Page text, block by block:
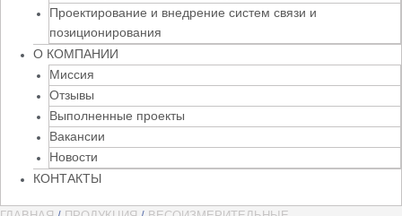
Проектирование и внедрение систем связи и
позиционирования
О КОМПАНИИ
Миссия
Отзывы
Выполненные проекты
Вакансии
Новости
КОНТАКТЫ